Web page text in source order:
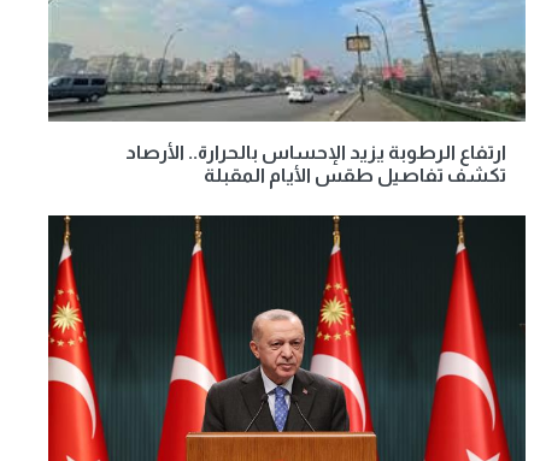
ارتفاع الرطوبة يزيد الإحساس بالحرارة.. الأرصاد
تكشف تفاصيل طقس الأيام المقبلة